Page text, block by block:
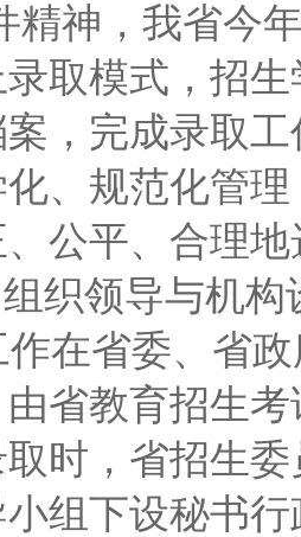
精神，我省今
取模式，招
，完成录取
、规范化管
公平、合理
织领导与机构
作在省委、省
省教育招生
时，省招生
组下设秘书